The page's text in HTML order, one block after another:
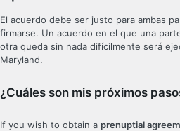
El acuerdo debe ser justo para ambas
firmarse. Un acuerdo en el que una
otra queda sin nada difícilmente será
Maryland.
¿Cuáles son mis próximos
If you wish to obtain a prenuptial